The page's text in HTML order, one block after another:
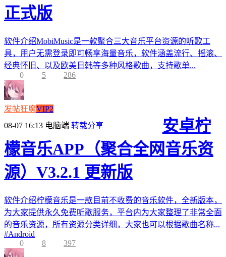
正式版
软件介绍MobiMusic是一款聚合三大音乐平台资源的听歌工
具，用户无需登录即可畅享海量音乐，软件涵盖流行、摇滚、
经典怀旧、以及欧美日韩等多种风格歌曲，支持歌单...
0
5 286
发帖狂魔VIP2
08-07 16:13 电脑端 转载分享
安卓柠
檬音乐APP（聚合全网音乐资
源）V3.2.1 更新版
软件介绍柠檬音乐是一款目前不收费的音乐软件，全新版本，
为大家提供永久免费听歌服务，平台内为大家整理了非常全面
的音乐资源，所有资源分类详细，大家也可以根据歌曲名称...
#Android
0
8 397